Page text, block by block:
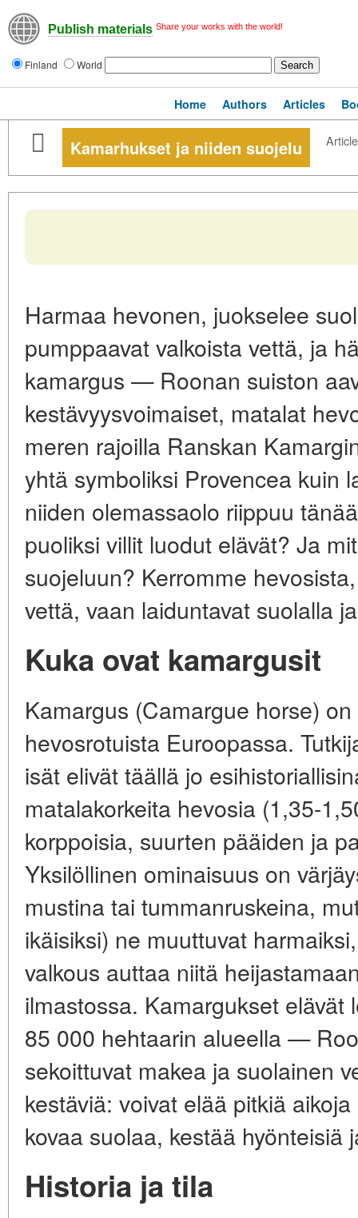
Publish materials Share your works with the world!
Finland World
Home Authors Articles
Kamarhukset ja niiden suojelu
Harmaa hevonen, juokselee
pumppaavat valkoista vettä, ja
kamargus — Roonan suiston
kestävyysvoimaiset, matalat
meren rajoilla Ranskan
yhtä symboliksi Provencea kuin
niiden olemassaolo riippuu
puoliksi villit luodut elävät? Ja
suojeluun? Kerromme
vettä, vaan laiduntavat suolalla
Kuka ovat kamargusit
Kamargus (Camargue horse)
hevosrotuista Euroopassa.
isät elivät täällä jo
matalakorkeita hevosia (1,35-
korppoisia, suurten pääiden ja
Yksilöllinen ominaisuus on
mustina tai tummanruskeina,
ikäisiksi) ne muuttuvat
valkous auttaa niitä
ilmastossa. Kamargukset elävät
85 000 hehtaarin alueella —
sekoittuvat makea ja suolainen
kestäviä: voivat elää pitkiä
kovaa suolaa, kestää hyönteisiä
Historia ja tila